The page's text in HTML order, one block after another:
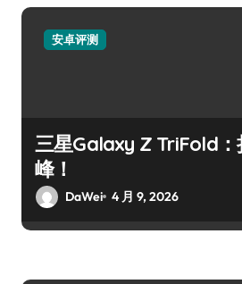
安卓评测
三星Galaxy Z TriFold：
峰！
DaWei 4 月 9, 2026